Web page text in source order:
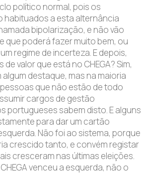
político normal, pois os
a esta alternância
bipolarização, e não vão
que poderá fazer muito bem, ou
regime de incerteza. E depois,
valor que está no CHEGA? Sim,
destaque, mas na maioria
que não estão de todo
cargos de gestão
portugueses sabem disto. E alguns
para dar um cartão
Não foi ao sistema, porque
crescido tanto, e convém registar
cresceram nas últimas eleições.
venceu a esquerda, não o